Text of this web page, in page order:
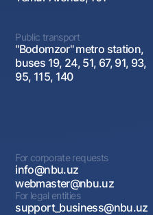
Public transport
"Bodomzor" metro station,
buses 19, 24, 51, 67, 91, 93,
95, 115, 140
For corporate requests
info@nbu.uz
webmaster@nbu.uz
For legal entities
support_business@nbu.uz